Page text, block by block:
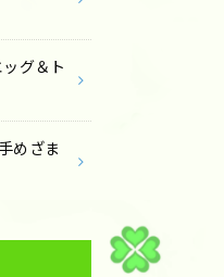
グ＆ト
めざま